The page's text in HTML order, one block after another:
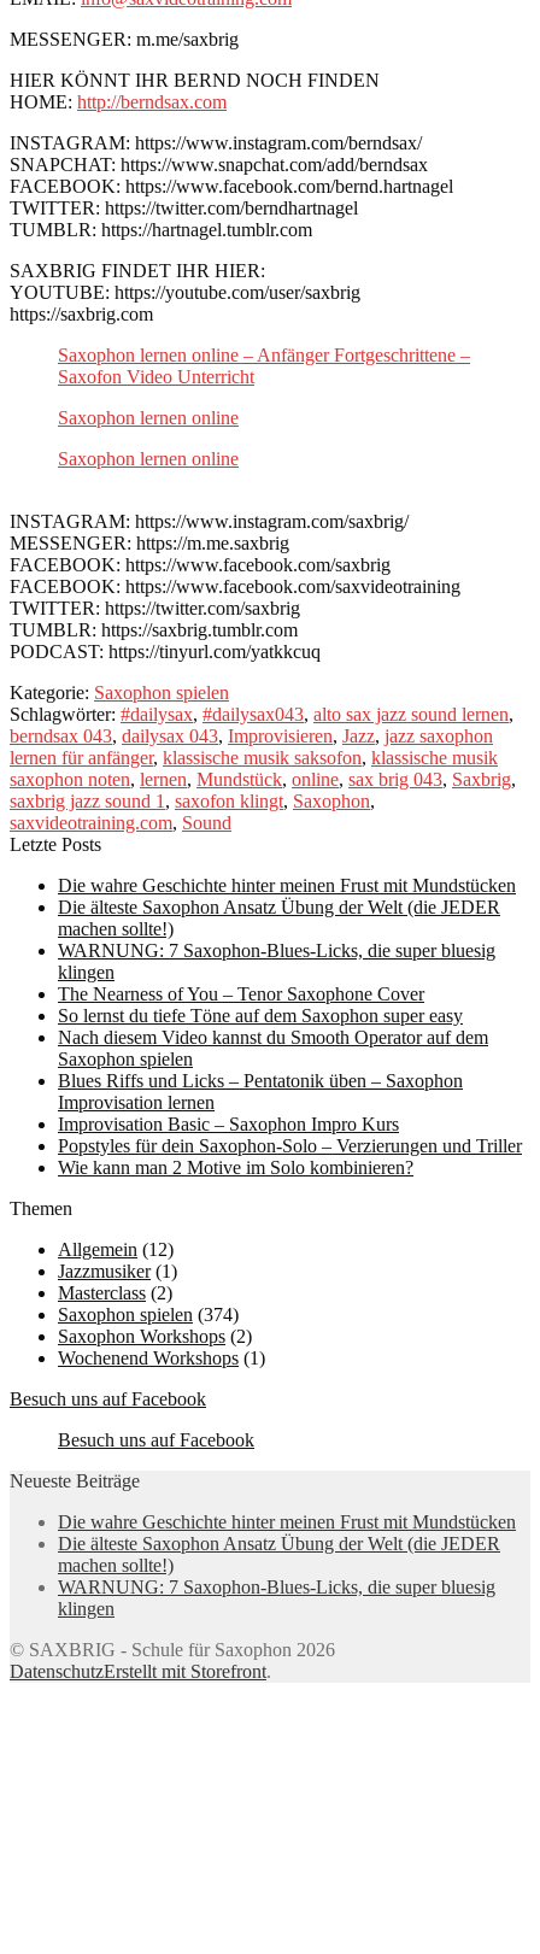
MESSENGER: m.me/saxbrig
HIER KÖNNT IHR BERND NOCH FINDEN
HOME: http://berndsax.com
INSTAGRAM: https://www.instagram.com/berndsax/
SNAPCHAT: https://www.snapchat.com/add/berndsax
FACEBOOK: https://www.facebook.com/bernd.hartnagel
TWITTER: https://twitter.com/berndhartnagel
TUMBLR: https://hartnagel.tumblr.com
SAXBRIG FINDET IHR HIER:
YOUTUBE: https://youtube.com/user/saxbrig
https://saxbrig.com
Saxophon lernen online – Anfänger Fortgeschrittene –
Saxofon Video Unterricht
Saxophon lernen online
Saxophon lernen online
INSTAGRAM: https://www.instagram.com/saxbrig/
MESSENGER: https://m.me.saxbrig
FACEBOOK: https://www.facebook.com/saxbrig
FACEBOOK: https://www.facebook.com/saxvideotraining
TWITTER: https://twitter.com/saxbrig
TUMBLR: https://saxbrig.tumblr.com
PODCAST: https://tinyurl.com/yatkkcuq
Kategorie: Saxophon spielen
Schlagwörter: #dailysax, #dailysax043, alto sax jazz sound lernen,
berndsax 043, dailysax 043, Improvisieren, Jazz, jazz saxophon
lernen für anfänger, klassische musik saksofon, klassische musik
saxophon noten, lernen, Mundstück, online, sax brig 043, Saxbrig,
saxbrig jazz sound 1 , saxofon klingt, Saxophon,
saxvideotraining.com, Sound
Letzte Posts
Die wahre Geschichte hinter meinen Frust mit Mundstücken
Die älteste Saxophon Ansatz Übung der Welt (die JEDER
machen sollte!)
WARNUNG: 7 Saxophon-Blues-Licks, die super bluesig
klingen
The Nearness of You – Tenor Saxophone Cover
So lernst du tiefe Töne auf dem Saxophon super easy
Nach diesem Video kannst du Smooth Operator auf dem
Saxophon spielen
Blues Riffs und Licks – Pentatonik üben – Saxophon
Improvisation lernen
Improvisation Basic – Saxophon Impro Kurs
Popstyles für dein Saxophon-Solo – Verzierungen und Triller
Wie kann man 2 Motive im Solo kombinieren?
Themen
Allgemein (12)
Jazzmusiker(1)
Masterclass (2)
Saxophon spielen (374)
Saxophon Workshops (2)
Wochenend Workshops (1)
Besuch uns auf Facebook
Besuch uns auf Facebook
Neueste Beiträge
Die wahre Geschichte hinter meinen Frust mit Mundstücken
Die älteste Saxophon Ansatz Übung der Welt (die JEDER
machen sollte!)
WARNUNG: 7 Saxophon-Blues-Licks, die super bluesig
klingen
© SAXBRIG - Schule für Saxophon 2026
DatenschutzErstellt mit Storefront.